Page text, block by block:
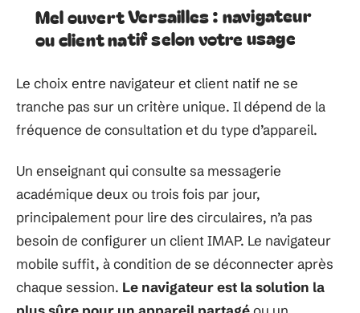
Mel ouvert Versailles : navigateur
ou client natif selon votre usage
Le choix entre navigateur et client natif ne se
tranche pas sur un critère unique. Il dépend de la
fréquence de consultation et du type d’appareil.
Un enseignant qui consulte sa messagerie
académique deux ou trois fois par jour,
principalement pour lire des circulaires, n’a pas
besoin de configurer un client IMAP. Le navigateur
mobile suffit, à condition de se déconnecter après
chaque session. Le navigateur est la solution la